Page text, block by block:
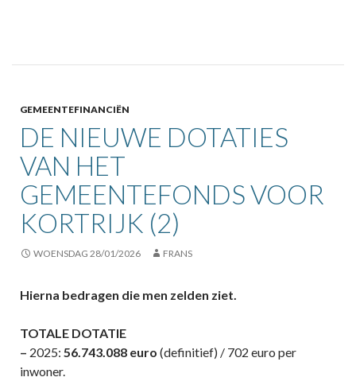
GEMEENTEFINANCIËN
DE NIEUWE DOTATIES
VAN HET
GEMEENTEFONDS VOOR
KORTRIJK (2)
WOENSDAG 28/01/2026 FRANS
Hierna bedragen die men zelden ziet.
TOTALE DOTATIE
– 2025: 56.743.088 euro (definitief) / 702 euro per
inwoner.